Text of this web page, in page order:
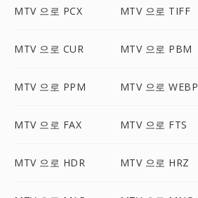
MTV 으로 PCX MTV 으로 TIFF
MTV 으로 CUR MTV 으로 PBM
MTV 으로 PPM MTV 으로 WEBP
MTV 으로 FAX MTV 으로 FTS
MTV 으로 HDR MTV 으로 HRZ